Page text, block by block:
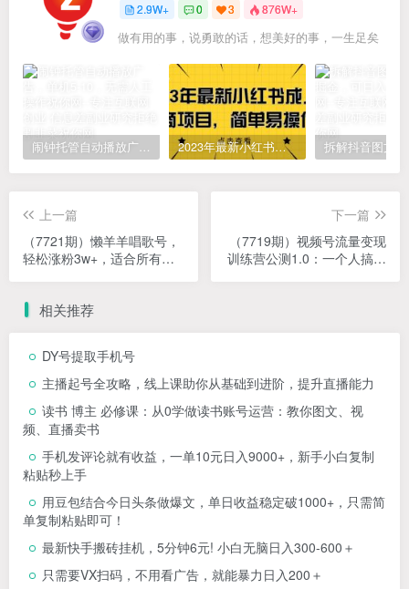
2.9W+ 0 3 876W+
做有用的事，说勇敢的话，想美好的事，一生足矣
闹钟托管自动播放广告，单机5-10，无需人工操作 2023年最新小红书成人电商项目，简单易操作【详细教程】
上一篇
（7721期）懒羊羊唱歌号，
轻松涨粉3w+，适合所有人
下一篇
（7719期）视频号流量变现
训练营公测1.0：一个人搞五
相关推荐
DY号提取手机号
主播起号全攻略，线上课助你从基础到进阶，提升直播能力
读书 博主 必修课：从0学做读书账号运营：教你图文、视
频、直播卖书
手机发评论就有收益，一单10元日入9000+，新手小白复制
粘贴秒上手
用豆包结合今日头条做爆文，单日收益稳定破1000+，只需简
单复制粘贴即可！
最新快手搬砖挂机，5分钟6元! 小白无脑日入300-600＋
只需要VX扫码，不用看广告，就能暴力日入200＋